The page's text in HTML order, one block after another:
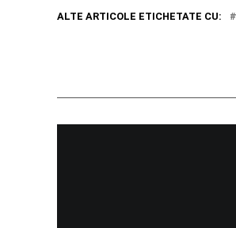
ALTE ARTICOLE ETICHETATE CU: